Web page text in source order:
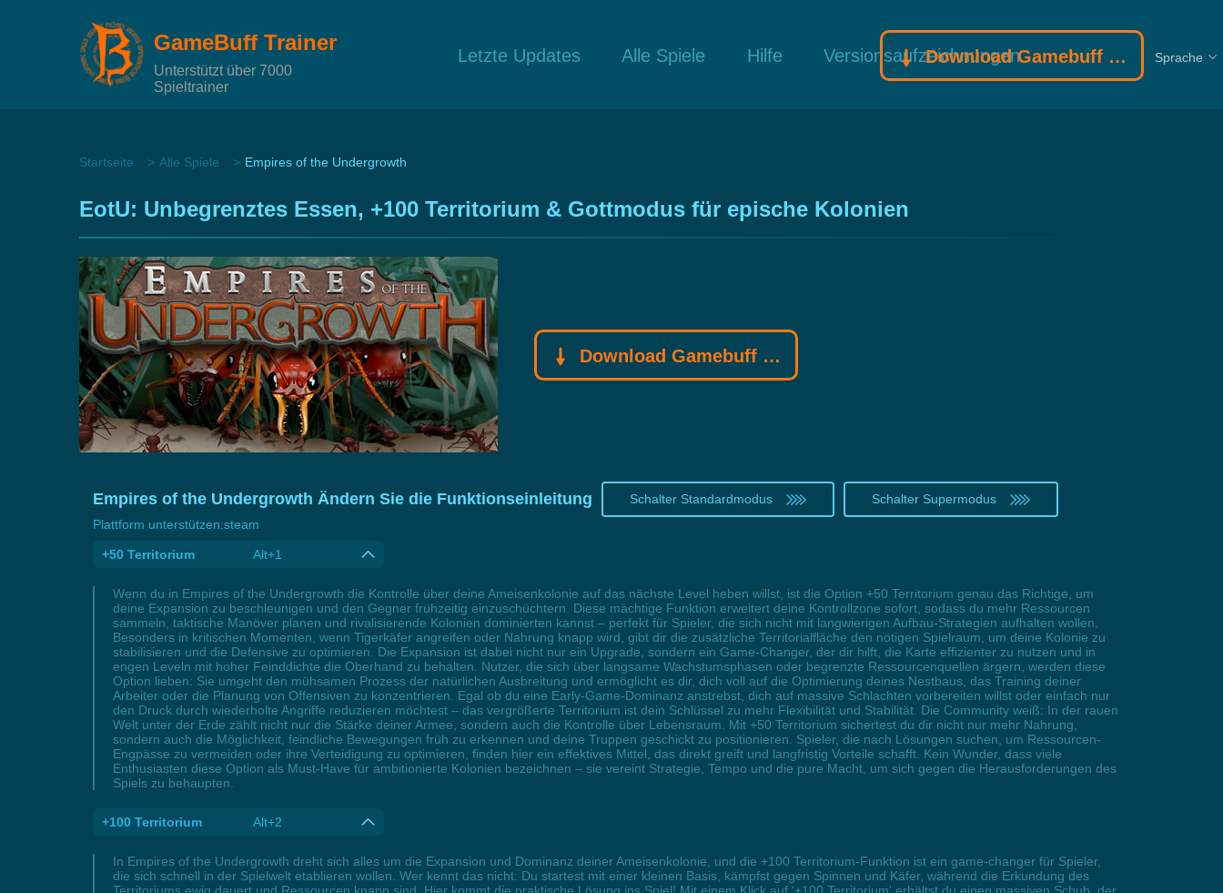
GameBuff Trainer
Unterstützt über 7000
Spieltrainer
Letzte Updates Alle Spiele Hilfe Versionsaufzeichnungen
Download Gamebuff Trainer Sprache
Startseite Alle Spiele Empires of the Undergrowth
EotU: Unbegrenztes Essen, +100 Territorium & Gottmodus für epische Kolonien
Download Gamebuff Trainer
Empires of the Undergrowth Ändern Sie die Funktionseinleitung Schalter Standardmodus
Schalter Supermodus
Plattform unterstützen:steam
+50 Territorium Alt+1
Wenn du in Empires of the Undergrowth die Kontrolle über deine Ameisenkolonie auf das nächste Level heben willst, ist die Option +50 Territorium genau das Richtige, um
deine Expansion zu beschleunigen und den Gegner frühzeitig einzuschüchtern. Diese mächtige Funktion erweitert deine Kontrollzone sofort, sodass du mehr Ressourcen
sammeln, taktische Manöver planen und rivalisierende Kolonien dominierten kannst – perfekt für Spieler, die sich nicht mit langwierigen Aufbau-Strategien aufhalten wollen.
Besonders in kritischen Momenten, wenn Tigerkäfer angreifen oder Nahrung knapp wird, gibt dir die zusätzliche Territorialfläche den nötigen Spielraum, um deine Kolonie zu
stabilisieren und die Defensive zu optimieren. Die Expansion ist dabei nicht nur ein Upgrade, sondern ein Game-Changer, der dir hilft, die Karte effizienter zu nutzen und in
engen Leveln mit hoher Feinddichte die Oberhand zu behalten. Nutzer, die sich über langsame Wachstumsphasen oder begrenzte Ressourcenquellen ärgern, werden diese
Option lieben: Sie umgeht den mühsamen Prozess der natürlichen Ausbreitung und ermöglicht es dir, dich voll auf die Optimierung deines Nestbaus, das Training deiner
Arbeiter oder die Planung von Offensiven zu konzentrieren. Egal ob du eine Early-Game-Dominanz anstrebst, dich auf massive Schlachten vorbereiten willst oder einfach nur
den Druck durch wiederholte Angriffe reduzieren möchtest – das vergrößerte Territorium ist dein Schlüssel zu mehr Flexibilität und Stabilität. Die Community weiß: In der rauen
Welt unter der Erde zählt nicht nur die Stärke deiner Armee, sondern auch die Kontrolle über Lebensraum. Mit +50 Territorium sichertest du dir nicht nur mehr Nahrung,
sondern auch die Möglichkeit, feindliche Bewegungen früh zu erkennen und deine Truppen geschickt zu positionieren. Spieler, die nach Lösungen suchen, um Ressourcen-
Engpässe zu vermeiden oder ihre Verteidigung zu optimieren, finden hier ein effektives Mittel, das direkt greift und langfristig Vorteile schafft. Kein Wunder, dass viele
Enthusiasten diese Option als Must-Have für ambitionierte Kolonien bezeichnen – sie vereint Strategie, Tempo und die pure Macht, um sich gegen die Herausforderungen des
Spiels zu behaupten.
+100 Territorium Alt+2
In Empires of the Undergrowth dreht sich alles um die Expansion und Dominanz deiner Ameisenkolonie, und die +100 Territorium-Funktion ist ein game-changer für Spieler,
die sich schnell in der Spielwelt etablieren wollen. Wer kennt das nicht: Du startest mit einer kleinen Basis, kämpfst gegen Spinnen und Käfer, während die Erkundung des